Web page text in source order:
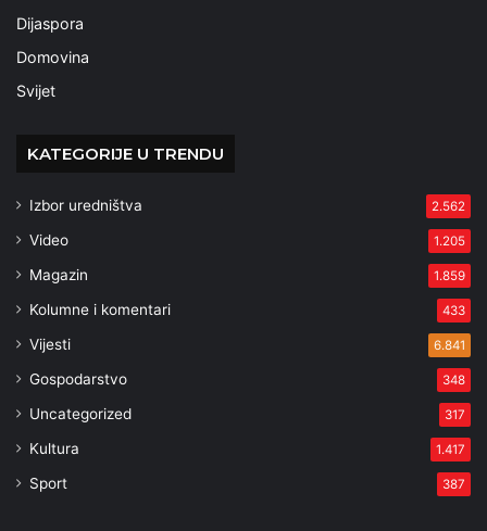
Dijaspora
Domovina
Svijet
KATEGORIJE U TRENDU
Izbor uredništva 2.562
Video 1.205
Magazin 1.859
Kolumne i komentari 433
Vijesti 6.841
Gospodarstvo 348
Uncategorized 317
Kultura 1.417
Sport 387